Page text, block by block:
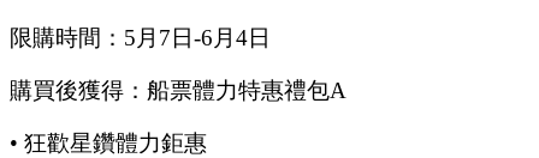
限購時間： 5 月 7 日-6 月 4日
購買後獲得：船票體力特惠禮包A
• 狂歡星鑽體力鉅惠